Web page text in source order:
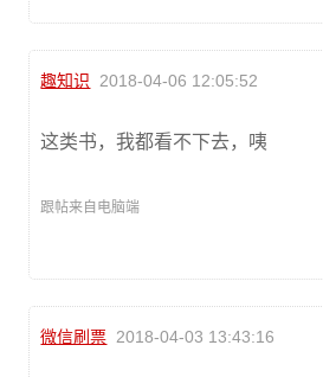
趣知识 2018-04-06 12:05:52
这类书，我都看不下去，咦
跟帖来自电脑端
微信刷票 2018-04-03 13:43:16